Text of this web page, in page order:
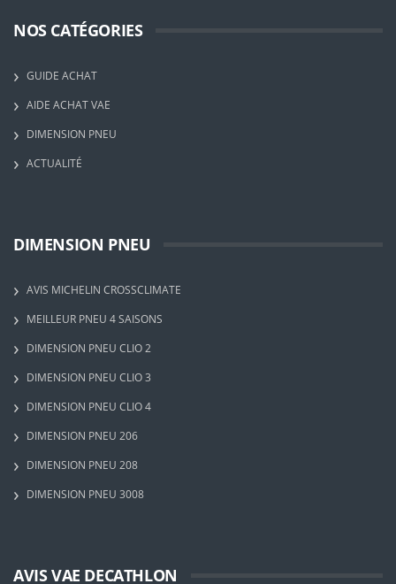
NOS CATÉGORIES
GUIDE ACHAT
AIDE ACHAT VAE
DIMENSION PNEU
ACTUALITÉ
DIMENSION PNEU
AVIS MICHELIN CROSSCLIMATE
MEILLEUR PNEU 4 SAISONS
DIMENSION PNEU CLIO 2
DIMENSION PNEU CLIO 3
DIMENSION PNEU CLIO 4
DIMENSION PNEU 206
DIMENSION PNEU 208
DIMENSION PNEU 3008
AVIS VAE DECATHLON